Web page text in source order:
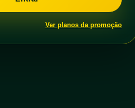
Ver planos da promoção